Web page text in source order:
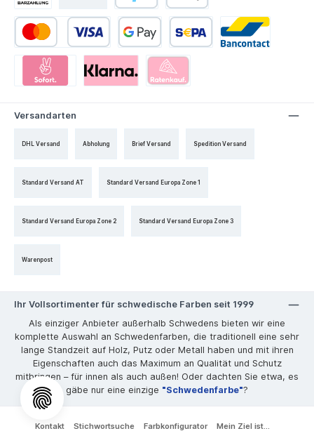
Versandarten
DHL Versand Abholung Brief Versand Spedition Versand
Standard Versand AT Standard Versand Europa Zone 1
Standard Versand Europa Zone 2 Standard Versand Europa Zone 3
Warenpost
Ihr Vollsortimenter für schwedische Farben seit 1999
Als einziger Anbieter außerhalb Schwedens bieten wir eine
komplette Auswahl an Schwedenfarben, die traditionell eine sehr
lange Standzeit auf Holz, Putz oder Metall haben und mit ihren
Eigenschaften auch das Maximum an Qualität und Schutz
mitbringen – für innen als auch außen! Oder dachten Sie etwa, es
gäbe nur eine einzige "Schwedenfarbe"?
Kontakt Stichwortsuche Farbkonfigurator Mein Ziel ist...